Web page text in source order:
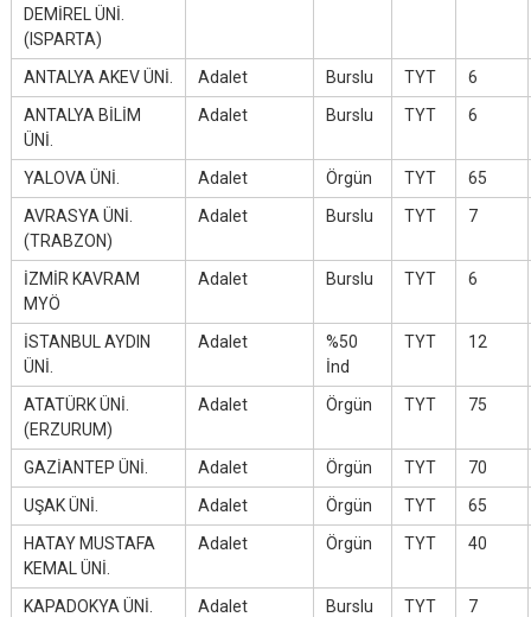
DEMİREL ÜNİ.
(ISPARTA)
ANTALYA AKEV ÜNİ. Adalet Burslu TYT
6
ANTALYA BİLİM
ÜNİ.
Adalet Burslu TYT 6
YALOVA ÜNİ. Adalet Örgün TYT
65
AVRASYA ÜNİ.
(TRABZON)
Adalet Burslu TYT 7
İZMİR KAVRAM
MYÖ
Adalet Burslu TYT 6
İSTANBUL AYDIN
ÜNİ.
Adalet
%50
İnd
TYT 12
ATATÜRK ÜNİ.
(ERZURUM)
Adalet Örgün TYT 75
GAZİANTEP ÜNİ. Adalet Örgün TYT
70
UŞAK ÜNİ.
Adalet Örgün TYT
65
HATAY MUSTAFA
KEMAL ÜNİ.
Adalet Örgün TYT 40
KAPADOKYA ÜNİ.
Adalet Burslu TYT 7